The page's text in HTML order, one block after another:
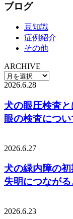
ブログ
豆知識
症例紹介
その他
ARCHIVE
2026.6.28
犬の眼圧検査
眼の検査につ
2026.6.27
犬の緑内障の
失明につながる
2026.6.23